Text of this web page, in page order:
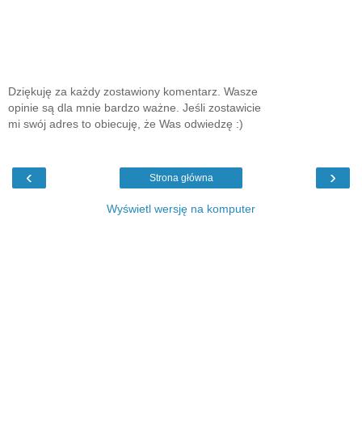
Dziękuję za każdy zostawiony komentarz. Wasze
opinie są dla mnie bardzo ważne. Jeśli zostawicie
mi swój adres to obiecuję, że Was odwiedzę :)
‹ ›
Strona główna
Wyświetl wersję na komputer